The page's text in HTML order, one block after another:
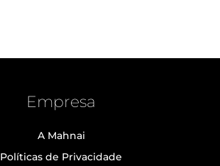
Empresa
A Mahnai
Políticas de Privacidade